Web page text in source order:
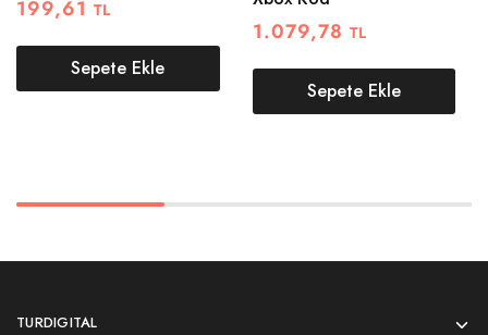
199,61 TL
Sepete Ekle
1.079,78 TL
Sepete Ekle
TURDIGITAL